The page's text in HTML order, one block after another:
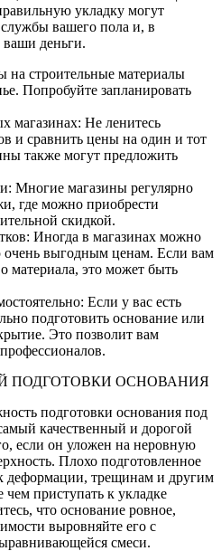
укладку могут
вашего пола и, в
ваши деньги.
на строительные материалы
Попробуйте запланировать
магазинах: Не ленитесь
и сравнить цены на один и тот
также могут предложить
Многие магазины регулярно
где можно приобрести
скидкой.
Иногда в магазинах можно
очень выгодным ценам. Если вам
материала, это может быть
Если у вас есть
подготовить основание или
Это позволит вам
ПОДГОТОВКИ ОСНОВАНИЯ
подготовки основания под
качественный и дорогой
если он уложен на неровную
Плохо подготовленное
деформации, трещинам и другим
приступать к укладке
что основание ровное,
выровняйте его с
смеси.